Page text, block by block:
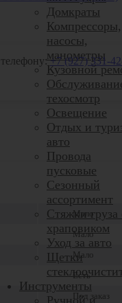
Домкраты
Компрессоры,
насосы,
манометры
Кузовной
техосмотр
Освещение
Отдых и
авто
Провода
пусковые
Сезонный
ассортимент
Стяжки груза
храповиком
Уход за авто
Щетки
Инструменты
Ручной и
+7 (927) 331-
Мало
Мало
Мало
Есть
Под заказ